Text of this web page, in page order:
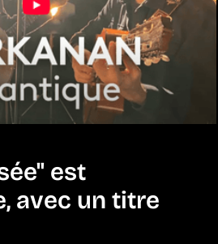
est
avec un titre